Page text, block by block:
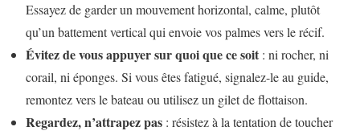
Essayez de garder un mouvement horizontal, calme, plutôt
qu’un battement vertical qui envoie vos palmes vers le récif.
Évitez de vous appuyer sur quoi que ce soit : ni rocher, ni
corail, ni éponges. Si vous êtes fatigué, signalez-le au guide,
remontez vers le bateau ou utilisez un gilet de flottaison.
Regardez, n’attrapez pas : résistez à la tentation de toucher